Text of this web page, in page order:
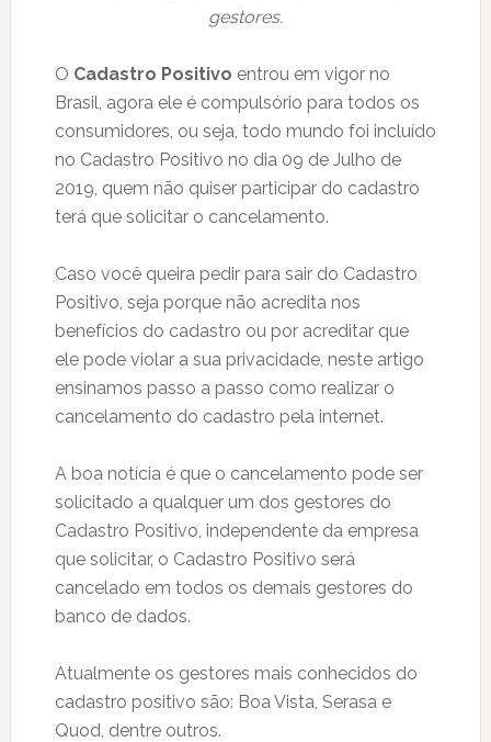
gestores.
O Cadastro Positivo entrou em vigor no
Brasil, agora ele é compulsório para todos os
consumidores, ou seja, todo mundo foi incluído
no Cadastro Positivo no dia 09 de Julho de
2019, quem não quiser participar do cadastro
terá que solicitar o cancelamento.
Caso você queira pedir para sair do Cadastro
Positivo, seja porque não acredita nos
benefícios do cadastro ou por acreditar que
ele pode violar a sua privacidade, neste artigo
ensinamos passo a passo como realizar o
cancelamento do cadastro pela internet.
A boa notícia é que o cancelamento pode ser
solicitado a qualquer um dos gestores do
Cadastro Positivo, independente da empresa
que solicitar, o Cadastro Positivo será
cancelado em todos os demais gestores do
banco de dados.
Atualmente os gestores mais conhecidos do
cadastro positivo são: Boa Vista, Serasa e
Quod, dentre outros.